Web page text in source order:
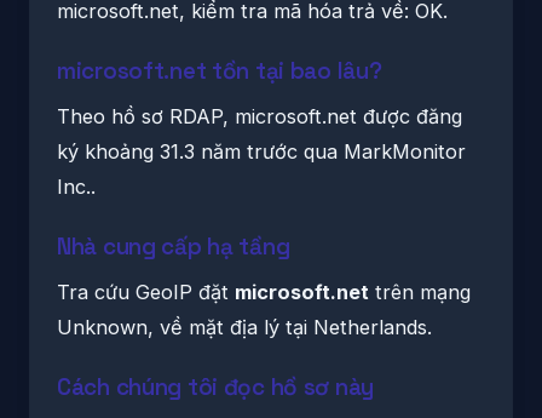
microsoft.net, kiểm tra mã hóa trả về: OK.
microsoft.net tồn tại bao lâu?
Theo hồ sơ RDAP, microsoft.net được đăng
ký khoảng 31.3 năm trước qua MarkMonitor
Inc..
Nhà cung cấp hạ tầng
Tra cứu GeoIP đặt microsoft.net trên mạng
Unknown, về mặt địa lý tại Netherlands.
Cách chúng tôi đọc hồ sơ này